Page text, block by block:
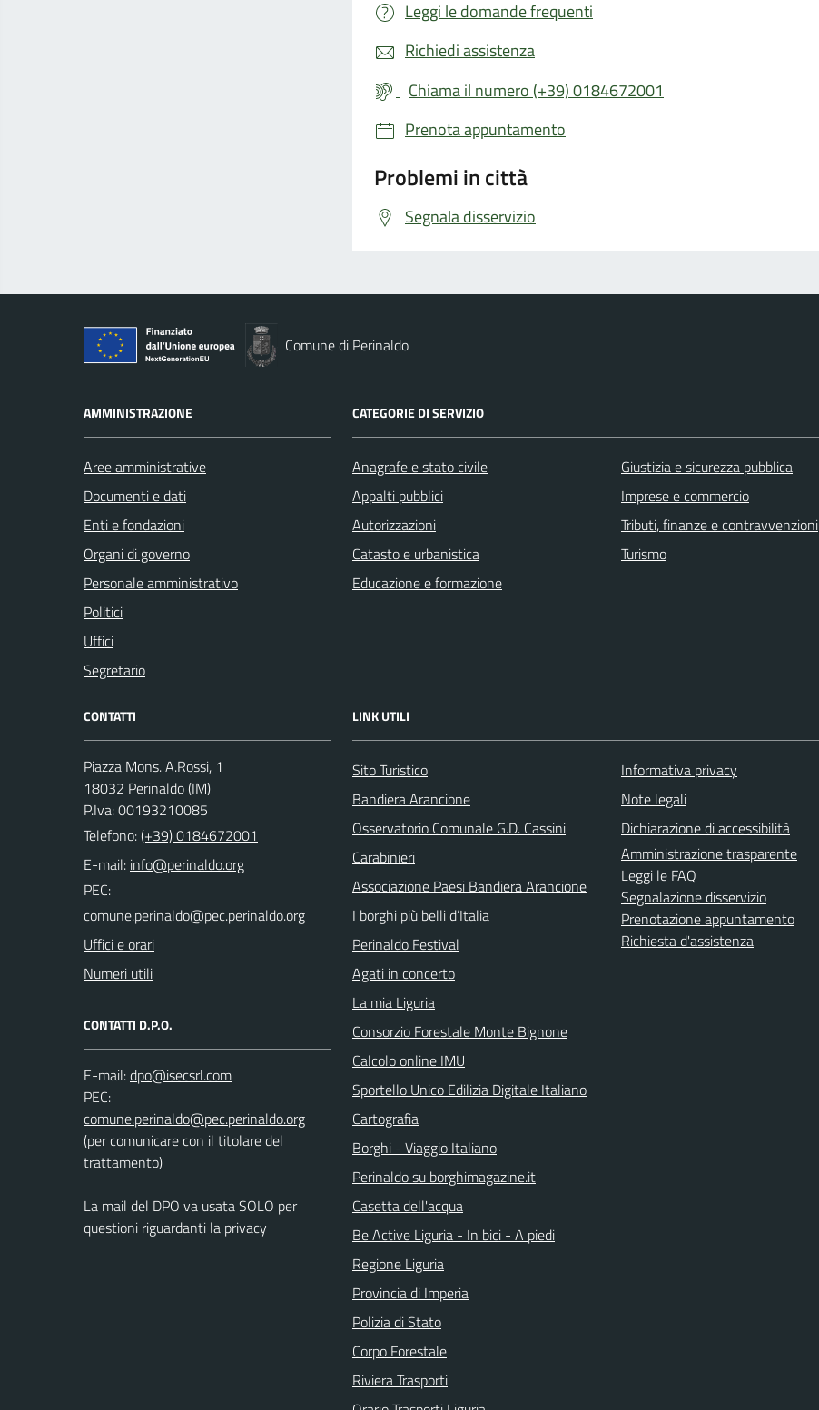
Leggi le domande frequenti
Richiedi assistenza
Chiama il numero (+39) 0184672001
Prenota appuntamento
Problemi in città
Segnala disservizio
Comune di Perinaldo
AMMINISTRAZIONE
Aree amministrative
Documenti e dati
Enti e fondazioni
Organi di governo
Personale amministrativo
Politici
Uffici
Segretario
CATEGORIE DI SERVIZIO
Anagrafe e stato civile
Appalti pubblici
Autorizzazioni
Catasto e urbanistica
Educazione e formazione
Giustizia e sicurezza pubblica
Imprese e commercio
Tributi, finanze e contravvenzioni
Turismo
CONTATTI
Piazza Mons. A.Rossi, 1
18032 Perinaldo (IM)
P.Iva: 00193210085
Telefono:(+39) 0184672001
E-mail:
PEC:
Uffici e orari
Numeri utili
CONTATTI D.P.O.
E-mail:
PEC:
(per comunicare con il titolare del
trattamento)
La mail del DPO va usata SOLO per
questioni riguardanti la privacy
LINK UTILI
Sito Turistico
Bandiera Arancione
Osservatorio Comunale G.D. Cassini
Carabinieri
Associazione Paesi Bandiera Arancione
I borghi più belli d’Italia
Perinaldo Festival
Agati in concerto
La mia Liguria
Consorzio Forestale Monte Bignone
Calcolo online IMU
Sportello Unico Edilizia Digitale Italiano
Cartografia
Borghi - Viaggio Italiano
Perinaldo su borghimagazine.it
Casetta dell'acqua
Be Active Liguria - In bici - A piedi
Regione Liguria
Provincia di Imperia
Polizia di Stato
Corpo Forestale
Riviera Trasporti
Informativa privacy
Note legali
Dichiarazione di accessibilità
Amministrazione trasparente
Leggi le FAQ
Segnalazione disservizio
Prenotazione appuntamento
Richiesta d'assistenza